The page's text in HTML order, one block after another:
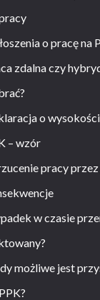
o pracę
zdalna czy
o
– wzór
pracy
w czasie
możliwe jest